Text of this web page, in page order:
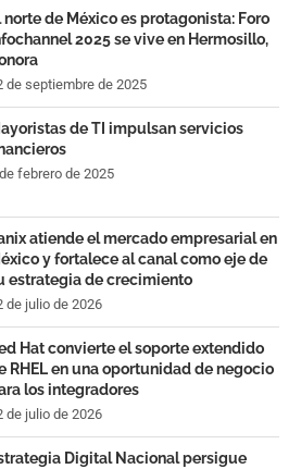
norte de México es protagonista: Foro
2025 se vive en Hermosillo,
de septiembre de 2025
de TI impulsan servicios
febrero de 2025
atiende el mercado empresarial en
y fortalece al canal como eje de
estrategia de crecimiento
de julio de 2026
Hat convierte el soporte extendido
RHEL en una oportunidad de negocio
los integradores
de julio de 2026
Digital Nacional persigue